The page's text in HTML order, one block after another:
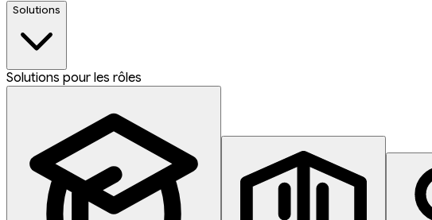
Solutions
Solutions pour les rôles